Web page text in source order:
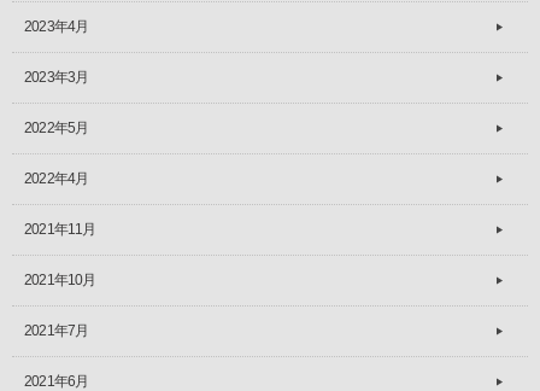
2023年4月
2023年3月
2022年5月
2022年4月
2021年11月
2021年10月
2021年7月
2021年6月